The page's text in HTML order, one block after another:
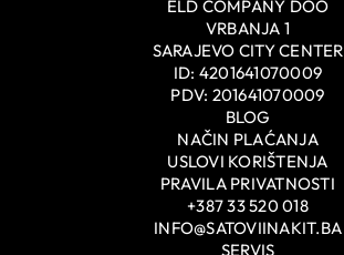
ELD COMPANY DOO
VRBANJA 1
SARAJEVO CITY CENTER
ID: 4201641070009
PDV: 201641070009
BLOG
NAČIN PLAĆANJA
USLOVI KORIŠTENJA
PRAVILA PRIVATNOSTI
+387 33 520 018
INFO@SATOVIINAKIT.BA
SERVIS